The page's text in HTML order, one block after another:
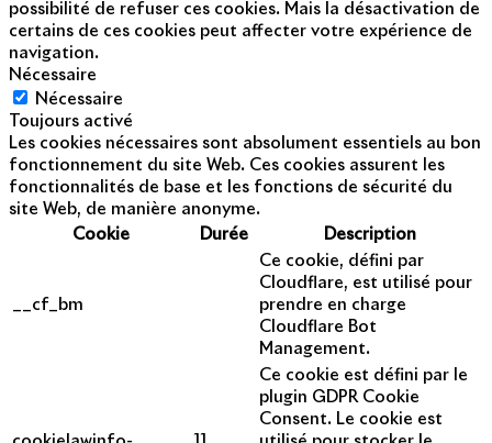
possibilité de refuser ces cookies. Mais la désactivation de
certains de ces cookies peut affecter votre expérience de
navigation.
Nécessaire
Nécessaire
Toujours activé
Les cookies nécessaires sont absolument essentiels au bon
fonctionnement du site Web. Ces cookies assurent les
fonctionnalités de base et les fonctions de sécurité du
site Web, de manière anonyme.
Cookie
Durée Description
__cf_bm
Ce cookie, défini par
Cloudflare, est utilisé pour
prendre en charge
Cloudflare Bot
Management.
Ce cookie est défini par le
plugin GDPR Cookie
Consent. Le cookie est